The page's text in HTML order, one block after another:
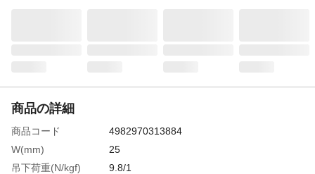
商品の詳細
商品コード
4982970313884
W(mm)
25
吊下荷重(N/kgf)
9.8/1